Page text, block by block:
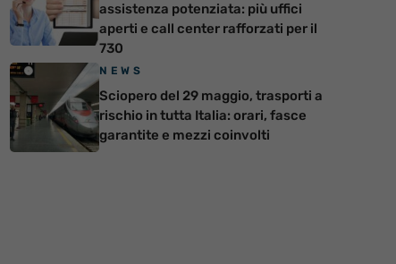
assistenza potenziata: più uffici
aperti e call center rafforzati per il
730
NEWS
Sciopero del 29 maggio, trasporti a
rischio in tutta Italia: orari, fasce
garantite e mezzi coinvolti